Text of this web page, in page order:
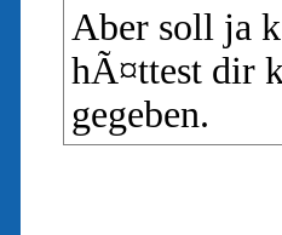
Aber soll ja
hÃ¤ttest dir
gegeben.